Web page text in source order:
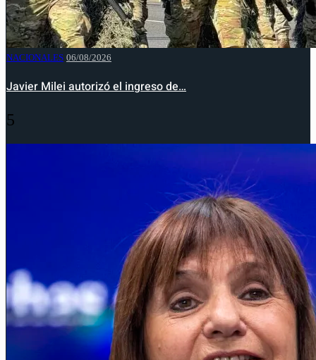
NACIONALES 06/08/2026
Javier Milei autorizó el ingreso de…
5